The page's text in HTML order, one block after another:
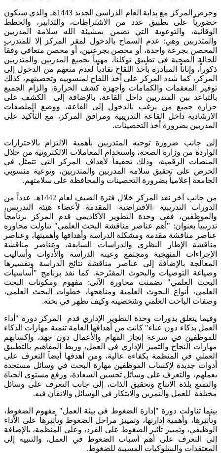
وحرص المركز مع بداية العام الدراسي الجديد 1443هـ والذي سيكون
حضورياً على تطبيق عدد من الاشتراطات، والتدابير، والخطط
الوقائية، والتوعوية التي تضمن بمشيئة الله سلامة المدربين
والمتدربين وهي: عدم السماح بالدخول لمقر المركز إلا للمتدرب
المحصن بجرعة واحدة، أو محصن بجرعتين، أو محصن متعافي وفقاً
للحالة الصحية في تطبيق توكلنا، مهيباً بجميع المدربين والمتدربين
ذكوراً، وإناثاً المبادرة بأخذ اللقاح تفادياً لعدم منعهم من الدخول إلى
المركز، كما شدد المركز على أخذ اللقاح لمنسوبيه وتحصينهم، كذلك
توفير المعقمات والكمامات وأجهزة كشف الحرارة، والزام الجميع
بالتباعد بين المتدربين داخل القاعة، بالإضافة إلى الكشف على
حرارة جميع من يرغب بالدخول إلى القاعة، ووضع الملصقات
الارشادية داخل القاعة التدريبية ومرافق المركز، مع التأكيد على
المدربين بضرورة أخذ التحصينات.
إلى جانب ضرورة توجيه المتدربين بأهمية الالتزام بالاحترازات
الواردة من وزارة الصحة، واستخدام المعاملات الالكترونية من خلال
المنصات الرقمية، وذلك تحقيقاً لأهداف المركز التي تتمثل في
الحرص على تحقيق سلامة المدربين والمتدربين، وتوعية منسوبي
الجامعة إعلامياً بضرورة التحصينات والمحافظة على سلامتهم.
من جانب آخر نفذ المركز خلال فترة الصيف لعام 1442هـ عدداً من
الدورات التدريبية -الافتراضية- المقدمة لأعضاء هيئة التدريس،
والموظفين، ففي وحدة التطوير الأكاديمي قدم المركز برنامجاً
تدريبياً بعنوان: "أهم عناصر مناقشة البحث العلمي" تناولت محاوره
عناصر مناقشة مقدمة ومشكلة الدراسة وأهدافها وأهميتها، وعناصر
مناقشة الإطار النظري والدراسات السابقة، وعناصر مناقشة
الإجراءات المنهجية ومجتمع وعينة الدراسة والأدوات وأساليب
المعالجة بالإضافة إلى عناصر مناقشة نتائج الدراسة وتفسيرها
وصياغة التوصيات والبحوث المقتَرحة. كما نفذ برنامج "أساسيات
البحث العلمي" تضمنت محاورة الآتي: مفهوم ومكونات البحث
العلمي، أنواع البحوث العلمية ومناهجها، خطوات البحث العلمي،
وصفات الباحث العلمي وشخصيته وكيف تظهر في بحثه.
وفيما يتعلق بدورات وحدة التطوير الإداري قدم المركز دورة "أداء
العمل بذكاء دون عناء" كانت من أهدافها العامة تنمية مهارات الذكاء
للموظفين في سرعة إنجاز المهام والأعمال دون جهد، وإكسابهم
مهارات النجاح والتميز الإداري في العمل، وربط المفاهيم بالتطبيق
العملي في المنظمة بكفاءة عالية، ومن أهدفها أيضاَ التعرف على
أدوات جديدة لإكساب الموظفين مهارة البحث في وسائل مستجدة
بعملهم، والتعرف على وسائل تحسين السعادة، ورفع مستوى الحياة
والتمتع بلذة الانتاج وتحقيق الذات، إلى جانب التعرف على وسائل
مختلفة للعمل والتمرين والابتكار في الوسائل والاتقان فيه.
بينما تناولت دورة "إدارة الضغوط في بيئة العمل" مفهوم الضغوط،
وتأثيرها، وأهمية إدارتها، وتمييز مراحل الضغوط وتأثيرها على الأداء
الوظيفي، وتمييز تأثير الضغوط على الفرد، وعلى المنظمة، بالإضافة
إلى التعرف على أهم أسباب الضغوط في العمل، والتنبيه إلى
المعتقدات والسلوكيات المسببة للضغوط.